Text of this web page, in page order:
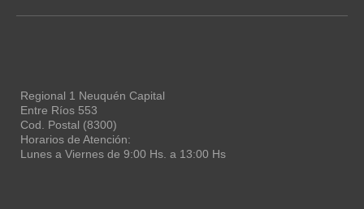
Regional 1 Neuquén Capital
Entre Ríos 553
Cod. Postal (8300)
Horarios de Atención:
Lunes a Viernes de 9:00 Hs. a 13:00 Hs